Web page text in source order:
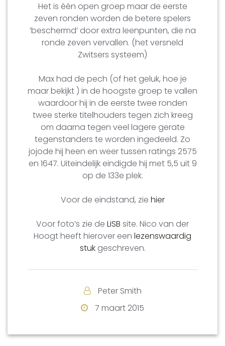
Het is één open groep maar de eerste
zeven ronden worden de betere spelers
‘beschermd’ door extra leenpunten, die na
ronde zeven vervallen. (het versneld
Zwitsers systeem)
Max had de pech (of het geluk, hoe je
maar bekijkt ) in de hoogste groep te vallen
waardoor hij in de eerste twee ronden
twee sterke titelhouders tegen zich kreeg
om daarna tegen veel lagere gerate
tegenstanders te worden ingedeeld. Zo
jojode hij heen en weer tussen ratings 2575
en 1647. Uiteindelijk eindigde hij met 5,5 uit 9
op de 133e plek.
Voor de eindstand, zie hier
Voor foto’s zie de LiSB site. Nico van der
Hoogt heeft hierover een lezenswaardig
stukgeschreven.
Peter Smith
7 maart 2015